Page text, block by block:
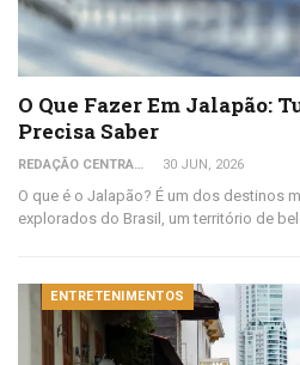
O Que Fazer Em Jalapão:
Precisa Saber
REDAÇÃO CENTRAL DO VIAJANTE 30 JUN, 2026
O que é o Jalapão? É um dos destinos
explorados do Brasil, um território de
ENTRETENIMENTOS